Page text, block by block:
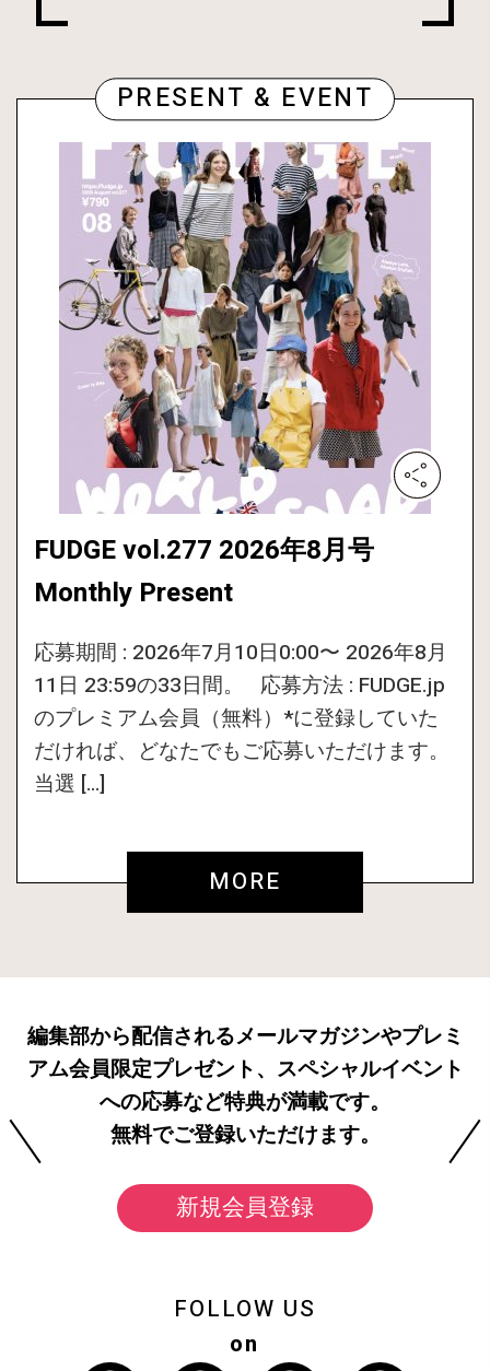
PRESENT & EVENT
FUDGE vol.277 2026年8月号
Monthly Present
応募期間 : 2026年7月10日0:00〜 2026年8月
11日 23:59の33日間。 応募方法 : FUDGE.jp
のプレミアム会員（無料）*に登録していた
だければ、どなたでもご応募いただけます。
当選 […]
MORE
編集部から配信されるメールマガジンやプレミ
アム会員限定プレゼント、スペシャルイベント
への応募など特典が満載です。
無料でご登録いただけます。
新規会員登録
FOLLOW US
on